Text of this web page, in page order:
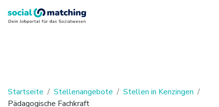
Startseite / Stellenangebote / Stellen in Kenzingen /
Pädagogische Fachkraft